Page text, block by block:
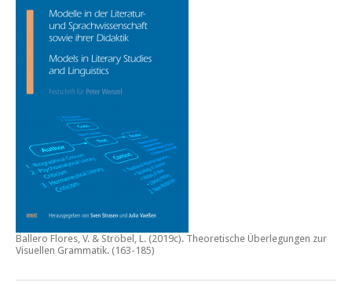
Ballero Flores, V. & Ströbel, L. (2019c). Theoretische Überlegungen zur
Visuellen Grammatik. (163-185)